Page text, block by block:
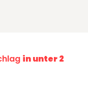
in unter 2